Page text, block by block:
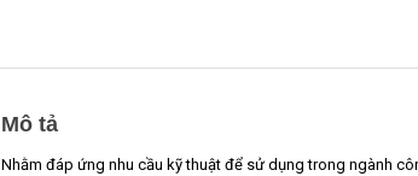
Mô tả
Nhằm đáp ứng nhu cầu kỹ thuật để sử dụng trong ngành